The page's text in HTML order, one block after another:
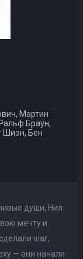
Мартин
Браун,
Шиэн, Бен
души, Нил
мечту и
шаг,
— они начали